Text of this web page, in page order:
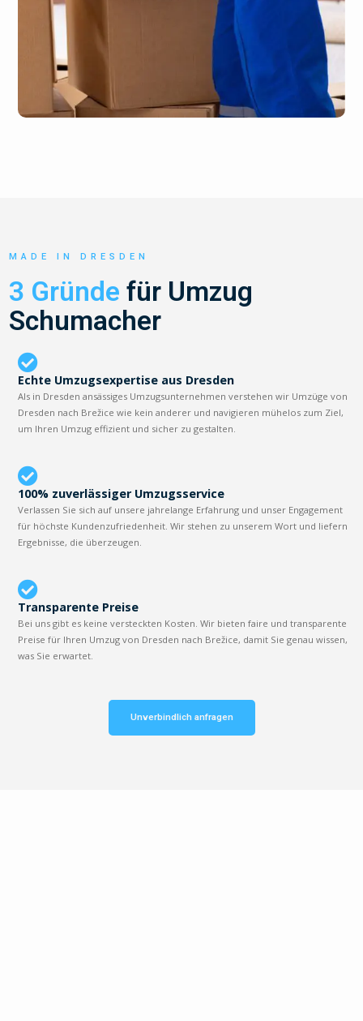
MADE IN DRESDEN
3 Gründe für Umzug
Schumacher
Echte Umzugsexpertise aus Dresden
Als in Dresden ansässiges Umzugsunternehmen verstehen wir Umzüge von
Dresden nach Brežice wie kein anderer und navigieren mühelos zum Ziel,
um Ihren Umzug effizient und sicher zu gestalten.
100% zuverlässiger Umzugsservice
Verlassen Sie sich auf unsere jahrelange Erfahrung und unser Engagement
für höchste Kundenzufriedenheit. Wir stehen zu unserem Wort und liefern
Ergebnisse, die überzeugen.
Transparente Preise
Bei uns gibt es keine versteckten Kosten. Wir bieten faire und transparente
Preise für Ihren Umzug von Dresden nach Brežice, damit Sie genau wissen,
was Sie erwartet.
Unverbindlich anfragen